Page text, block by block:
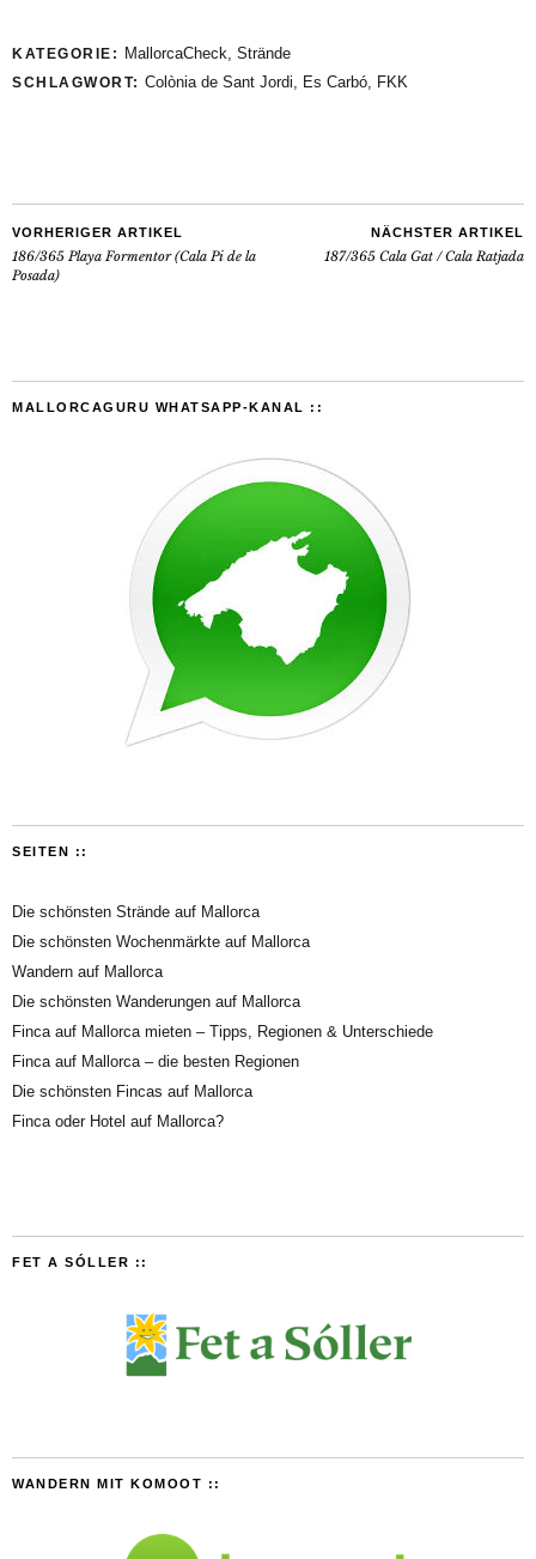
KATEGORIE: MallorcaCheck, Strände
SCHLAGWORT: Colònia de Sant Jordi, Es Carbó, FKK
VORHERIGER ARTIKEL
186/365 Playa Formentor (Cala Pi de la
Posada)
NÄCHSTER ARTIKEL
187/365 Cala Gat / Cala Ratjada
MALLORCAGURU WHATSAPP-KANAL ::
SEITEN ::
Die schönsten Strände auf Mallorca
Die schönsten Wochenmärkte auf Mallorca
Wandern auf Mallorca
Die schönsten Wanderungen auf Mallorca
Finca auf Mallorca mieten – Tipps, Regionen & Unterschiede
Finca auf Mallorca – die besten Regionen
Die schönsten Fincas auf Mallorca
Finca oder Hotel auf Mallorca?
FET A SÓLLER ::
WANDERN MIT KOMOOT ::